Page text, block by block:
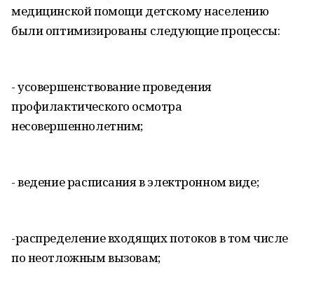
медицинской помощи детскому населению
были оптимизированы следующие процессы:
- усовершенствование проведения
профилактического осмотра
несовершеннолетним;
- ведение расписания в электронном виде;
-распределение входящих потоков в том числе
по неотложным вызовам;